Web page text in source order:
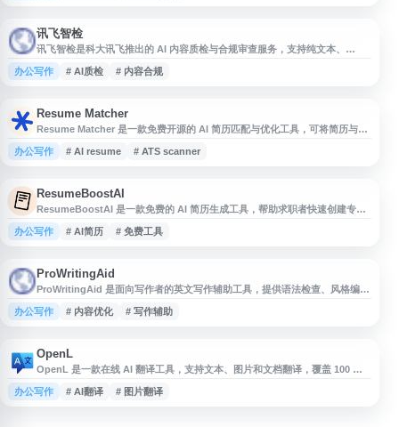
讯飞智检
讯飞智检是科大讯飞推出的 AI 内容质检与合规审查服务，支持纯文本、
Word、图片、音频、视频等多类型内容批量检测。平台提供文本纠错、文本
校对、文本改写、图片合规检查、音视频合规检查等功能，可识别涉政、违
办公写作 # AI质检 # 内容合规
Resume Matcher
Resume Matcher 是一款免费开源的 AI 简历匹配与优化工具，可将简历与职
位描述进行对比，分析关键词匹配度、ATS 兼容性和内容相关性，帮助求职者
发现简历中的不足并进行针对性调整。该工具适用于求职申请、简历检查、岗
办公写作 # AI resume # ATS scanner
ResumeBoostAI
ResumeBoostAI 是一款免费的 AI 简历生成工具，帮助求职者快速创建专业
简历。网站提供多种简历模板和示例，可根据个人经历、岗位目标和求职需求
生成或优化简历内容，提升排版效率与表达质量。适合应届生、职场人士及需
办公写作 # AI简历 # 免费工具
ProWritingAid
ProWritingAid 是面向写作者的英文写作辅助工具，提供语法检查、风格编
辑、改写和多种写作优化功能。它可用于故事创作、内容写作、学术写作等场
景，并支持在常用写作应用中使用，帮助用户检查文本问题、提升表达清晰度
办公写作 # 内容优化 # 写作辅助
OpenL
OpenL 是一款在线 AI 翻译工具，支持文本、图片和文档翻译，覆盖 100 多
种语言。平台强调快速、结合上下文的翻译结果，适用于日常沟通、学习、办
公和跨语言内容处理等场景，可帮助用户便捷完成多语种信息转换。
办公写作 # AI翻译 # 图片翻译